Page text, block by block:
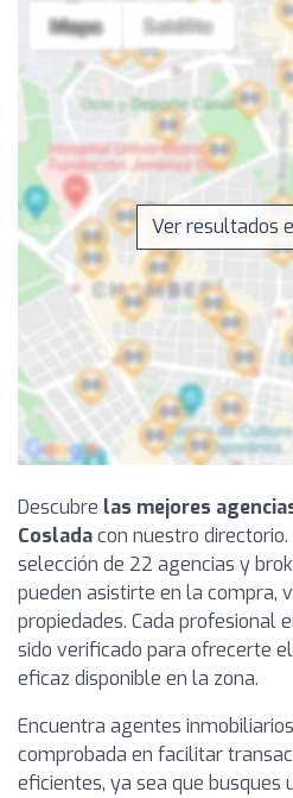
Ver resultados
Descubre las mejores
Cosladacon nuestro
selección de 22 agencias y
pueden asistirte en la compra,
propiedades. Cada profesional
sido verificado para ofrecerte
eficaz disponible en la zona.
Encuentra agentes
comprobada en facilitar
eficientes, ya sea que busques